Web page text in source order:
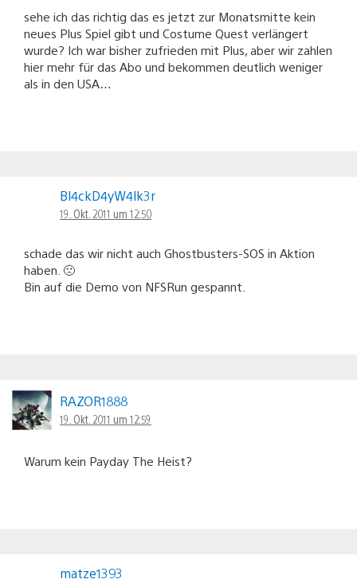
sehe ich das richtig das es jetzt zur Monatsmitte kein
neues Plus Spiel gibt und Costume Quest verlängert
wurde? Ich war bisher zufrieden mit Plus, aber wir zahlen
hier mehr für das Abo und bekommen deutlich weniger
als in den USA…
Bl4ckD4yW4lk3r
19. Okt. 2011 um 12:50
schade das wir nicht auch Ghostbusters-SOS in Aktion
haben. 🙁
Bin auf die Demo von NFSRun gespannt.
RAZOR1888
19. Okt. 2011 um 12:59
Warum kein Payday The Heist?
matze1393